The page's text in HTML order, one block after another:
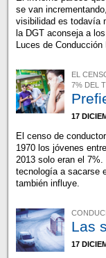
se van
visibilidad es todavía
la DGT aconseja a
Luces de
EL
7% DEL
17
El censo de
1970 los jóvenes
2013 solo eran el
tecnología a sacarse
también influye.
Las
17